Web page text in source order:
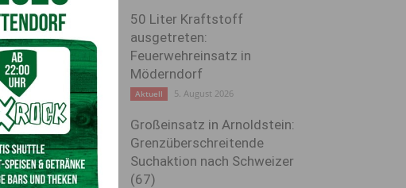
50 Liter Kraftstoff
ausgetreten:
Feuerwehreinsatz in
Möderndorf
Aktuell 5. August 2026
Großeinsatz in Arnoldstein:
Grenzüberschreitende
Suchaktion nach Schweizer
(67)